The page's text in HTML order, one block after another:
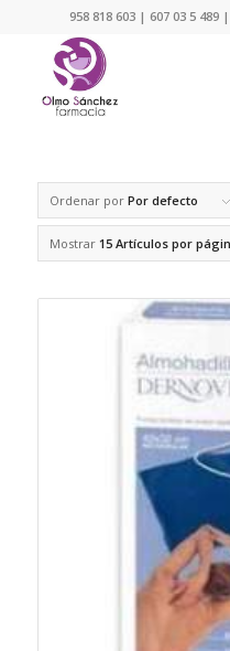
958 818 603 | 607 03 5
Ordenar por Por defecto
Mostrar 15 Artículos por